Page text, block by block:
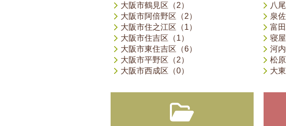
大阪市鶴見区（2）
大阪市阿倍野区（2）
大阪市住之江区（1）
大阪市住吉区（1）
大阪市東住吉区（6）
大阪市平野区（2）
大阪市西成区（0）
八
泉
富
寝
河
松
大